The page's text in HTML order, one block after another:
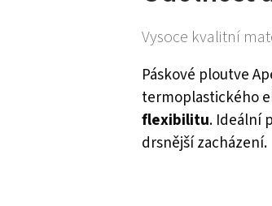
Vysoce kvalitní
Páskové ploutve
termoplastického
flexibilitu. Ideální
drsnější zacházení.